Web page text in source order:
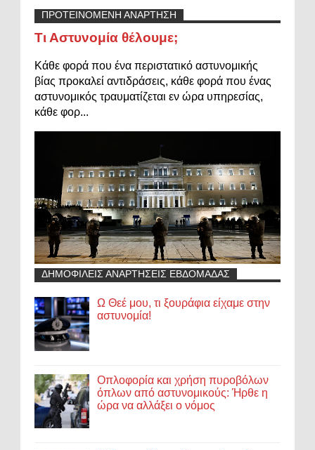
ΠΡΟΤΕΙΝΟΜΕΝΗ ΑΝΑΡΤΗΣΗ
Τι Αστυνομία θέλουμε;
Κάθε φορά που ένα περιστατικό αστυνομικής
βίας προκαλεί αντιδράσεις, κάθε φορά που ένας
αστυνομικός τραυματίζεται εν ώρα υπηρεσίας,
κάθε φορ...
ΔΗΜΟΦΙΛΕΙΣ ΑΝΑΡΤΗΣΕΙΣ ΕΒΔΟΜΑΔΑΣ
Ω Θεέ μου, τι ξουράφια είχαμε στην
αστυνομία!
Οπλοφορία και χρήση πυροβόλων
όπλων από αστυνομικούς: Ήρθε η
ώρα να αλλάξει ο νόμος